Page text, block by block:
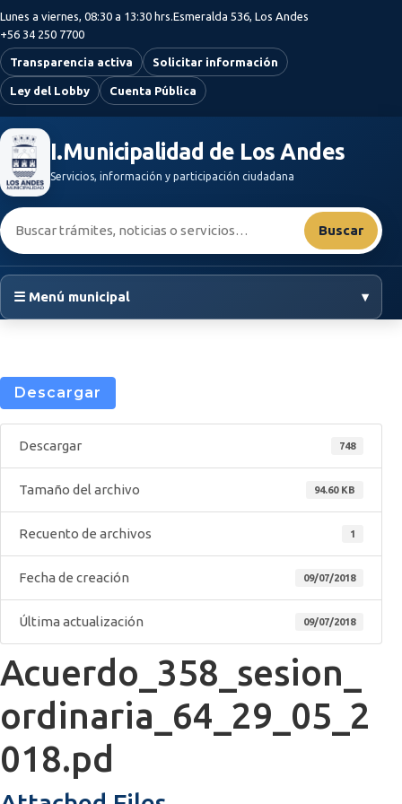
Saltar al contenido principal
Lunes a viernes, 08:30 a 13:30 hrs.Esmeralda 536, Los Andes
+56 34 250 7700
Transparencia activa Solicitar información
Ley del Lobby Cuenta Pública
I.Municipalidad de Los Andes
Servicios, información y participación ciudadana
Buscar:
Buscar
☰ Menú municipal ▾
Descargar
Descargar 748
Tamaño del archivo 94.60 KB
Recuento de archivos 1
Fecha de creación 09/07/2018
Última actualización 09/07/2018
Acuerdo_358_sesion_
ordinaria_64_29_05_2
018.pd